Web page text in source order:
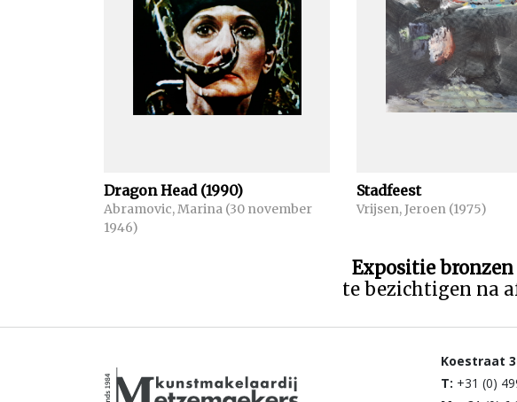
Dragon Head (1990)
Abramovic, Marina (30 november
1946)
Stadfeest
Vrijsen, Jeroen (1975)
Expositie bronzen
te bezichtigen na
Koestraat
T: +31 (0)